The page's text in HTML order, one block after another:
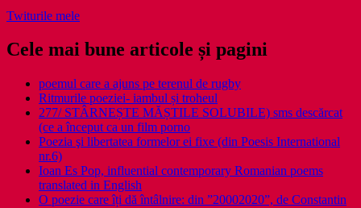
Twiturile mele
Cele mai bune articole și pagini
poemul care a ajuns pe terenul de rugby
Ritmurile poeziei- iambul și troheul
277/ STÂRNEȘTE MĂȘTILE SOLUBILE) sms descărcat
(ce a început ca un film porno
Poezia şi libertatea formelor ei fixe (din Poesis International
nr.6)
Ioan Es Pop, influential contemporary Romanian poems
translated in English
O poezie care îți dă întâlnire: din ”20002020”, de Constantin